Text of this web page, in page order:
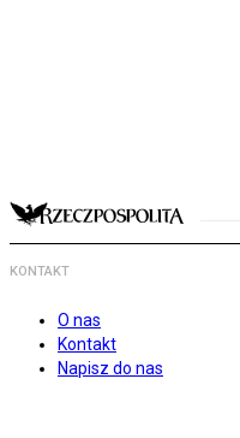
KONTAKT
O nas
Kontakt
Napisz do nas